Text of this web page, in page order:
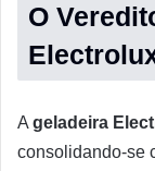
O
A geladeira
consolidando-se